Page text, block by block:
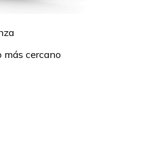
cercano